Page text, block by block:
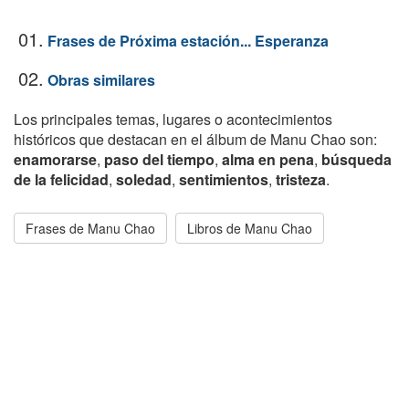
01. Frases de Próxima estación... Esperanza
02. Obras similares
Los principales temas, lugares o acontecimientos
históricos que destacan en el álbum de Manu Chao son:
enamorarse, paso del tiempo, alma en pena, búsqueda
de la felicidad, soledad, sentimientos, tristeza.
Frases de Manu Chao Libros de Manu Chao